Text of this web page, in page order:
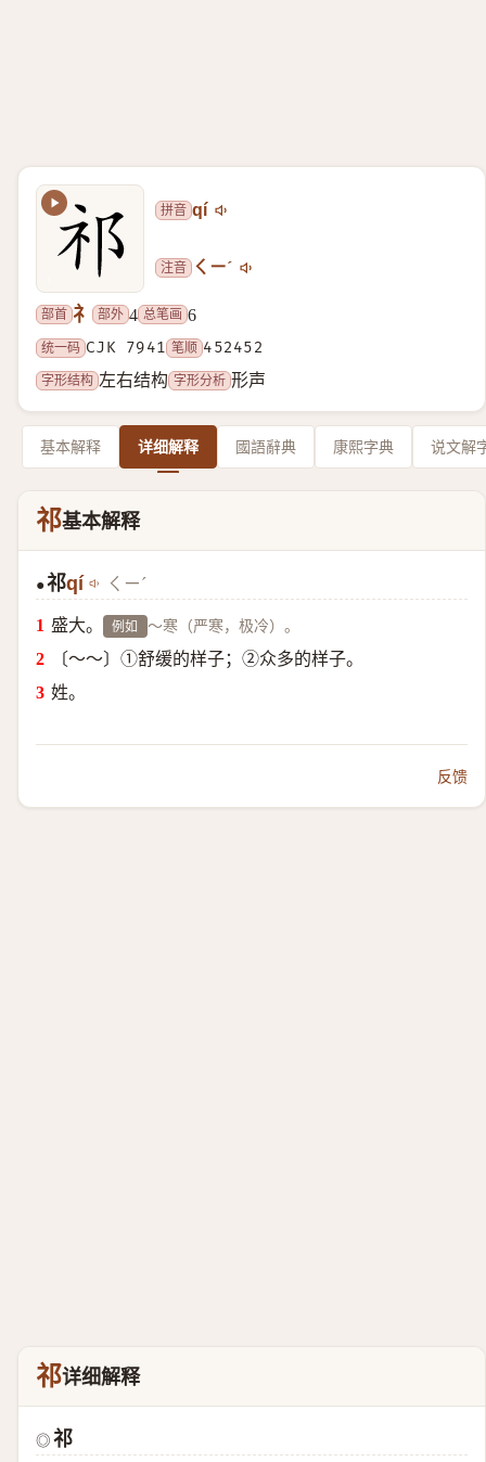
拼音 qí
注音 ㄑㄧˊ
部首 礻 部外 4 总笔画 6
统一码 CJK 7941 笔顺 452452
字形结构 左右结构 字形分析 形声
基本解释 详细解释 國語辭典 康熙字典 说文解
祁基本解释
●祁qí ㄑㄧˊ
盛大。 例如 ～寒（严寒，极冷）。
〔～～〕①舒缓的样子；②众多的样子。
姓。
反馈
祁详细解释
◎ 祁